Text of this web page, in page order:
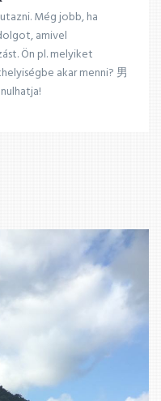
Még jobb, ha
amivel
Ön pl. melyiket
akar menni? 男